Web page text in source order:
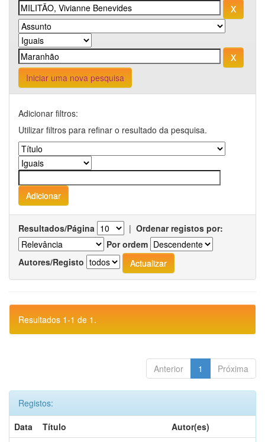
Iniciar uma nova pesquisa
Adicionar filtros:
Utilizar filtros para refinar o resultado da pesquisa.
Resultados/Página | Ordenar registos por:
Por ordem
Autores/Registo
Resultados 1-1 de 1.
Anterior 1 Próxima
Registos:
Data
Título
Autor(es)